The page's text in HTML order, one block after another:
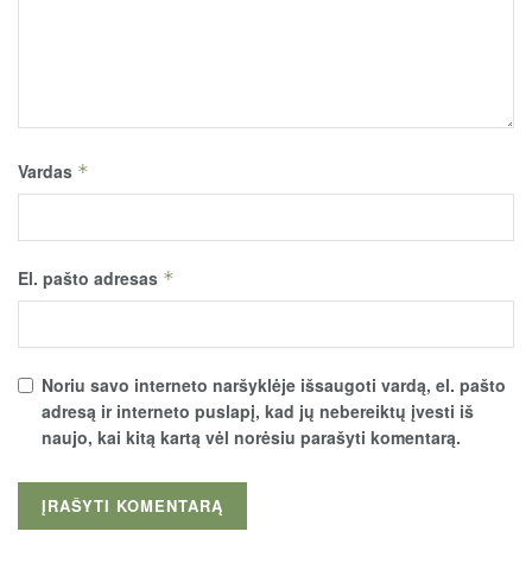
Vardas *
El. pašto adresas *
Noriu savo interneto naršyklėje išsaugoti vardą, el. pašto
adresą ir interneto puslapį, kad jų nebereiktų įvesti iš
naujo, kai kitą kartą vėl norėsiu parašyti komentarą.